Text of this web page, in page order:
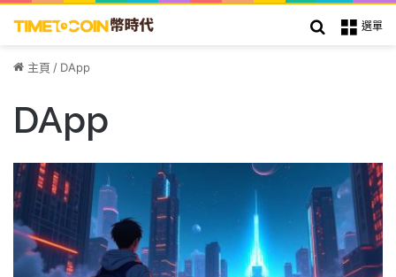
選單
搜索
主頁 / DApp
DApp